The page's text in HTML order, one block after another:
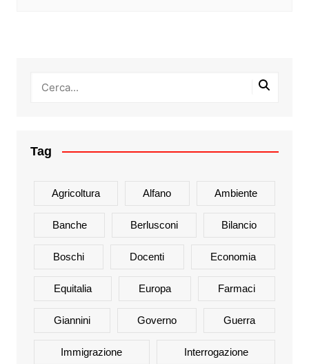
Tag
Agricoltura Alfano Ambiente
Banche Berlusconi Bilancio
Boschi Docenti Economia
Equitalia Europa Farmaci
Giannini Governo Guerra
Immigrazione Interrogazione